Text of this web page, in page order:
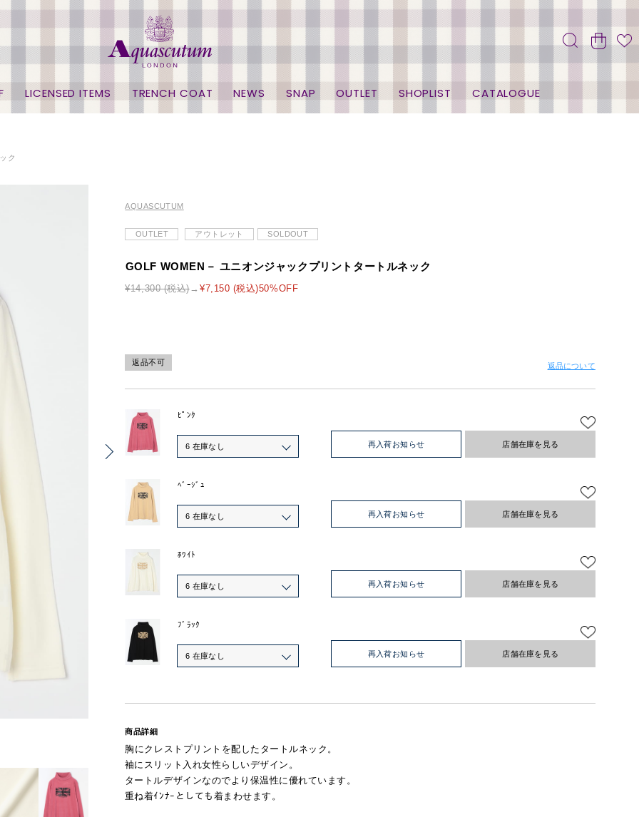
LICENSED ITEMS TRENCH COAT NEWS SNAP OUTLET SHOPLIST CATALOGUE
ク
AQUASCUTUM
OUTLET アウトレット SOLDOUT
GOLF WOMEN－ ユニオンジャックプリントタートルネック
¥14,300 (税込) ¥7,150 (税込)50%OFF
返品不可 返品について
ﾋﾟﾝｸ
6 在庫なし 再入荷お知らせ 店舗在庫を見る
ﾍﾞｰｼﾞｭ
6 在庫なし 再入荷お知らせ 店舗在庫を見る
ﾎﾜｲﾄ
6 在庫なし 再入荷お知らせ 店舗在庫を見る
ﾌﾞﾗｯｸ
6 在庫なし 再入荷お知らせ 店舗在庫を見る
商品詳細
胸にクレストプリントを配したタートルネック。
袖にスリット入れ女性らしいデザイン。
タートルデザインなのでより保温性に優れています。
重ね着ｲﾝﾅｰとしても着まわせます。